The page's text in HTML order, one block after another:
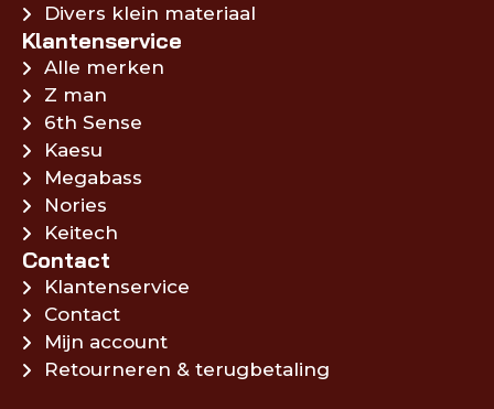
Divers klein materiaal
Klantenservice
Alle merken
Z man
6th Sense
Kaesu
Megabass
Nories
Keitech
Contact
Klantenservice
Contact
Mijn account
Retourneren & terugbetaling